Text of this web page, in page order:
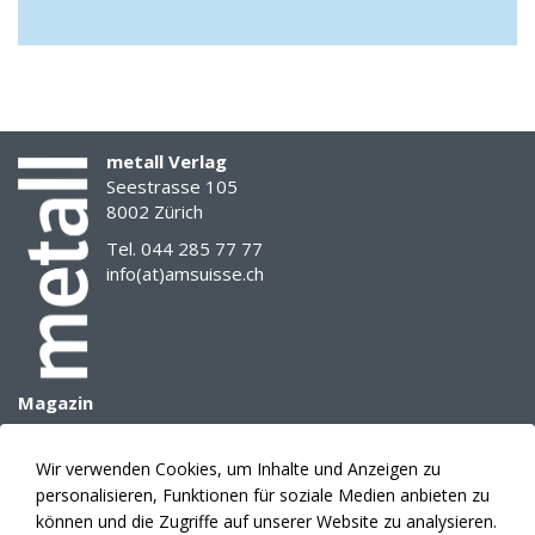
Szene
gesetzt.
Ein
Projekt,
das
hohe
ästhetische
Ansprüche
mit
metallbaulicher
Exaktheit
verbindet.
Text:
Redaktion
metall Verlag
Seestrasse 105
8002 Zürich
Tel. 044 285 77 77
info(at)amsuisse.ch
Magazin
Archiv
Mediadaten
Themenplanung
Wir verwenden Cookies, um Inhalte und Anzeigen zu
personalisieren, Funktionen für soziale Medien anbieten zu
können und die Zugriffe auf unserer Website zu analysieren.